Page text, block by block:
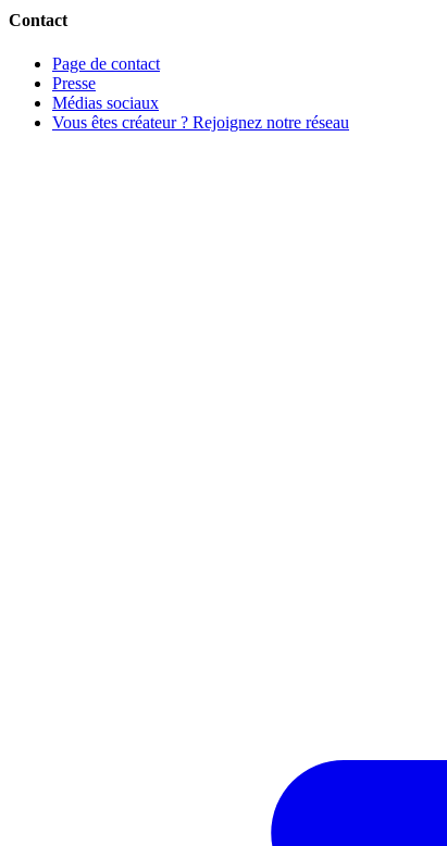
Contact
Page de contact
Presse
Médias sociaux
Vous êtes créateur ? Rejoignez notre réseau